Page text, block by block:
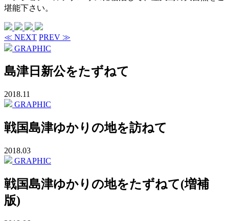
堪能下さい。
≪ NEXT PREV ≫
GRAPHIC
島津日新公をたずねて
2018.11
GRAPHIC
戦国島津ゆかりの地を訪ねて
2018.03
GRAPHIC
戦国島津ゆかりの地をたずねて(増補
版)